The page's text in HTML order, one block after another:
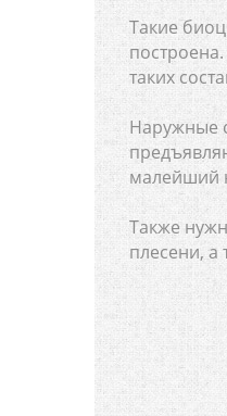
Такие
таких
Наружные
малейший
Также
плесени, а